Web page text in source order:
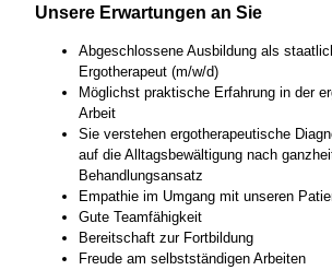
Unsere Erwartungen an Sie
Abgeschlossene Ausbildung als
Ergotherapeut (m/w/d)
Möglichst praktische Erfahrung in der
Arbeit
Sie verstehen ergotherapeutische
auf die Alltagsbewältigung nach
Behandlungsansatz
Empathie im Umgang mit unseren
Gute Teamfähigkeit
Bereitschaft zur Fortbildung
Freude am selbstständigen Arbeiten